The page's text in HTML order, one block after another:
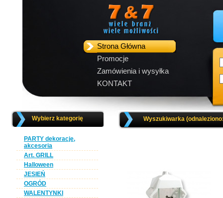
Strona Główna
Promocje
Zamówienia i wysyłka
KONTAKT
Wybierz kategorię
PARTY dekoracje,
akcesoria
Art. GRILL
Halloween
JESIEŃ
OGRÓD
WALENTYNKI
Wyszukiwarka